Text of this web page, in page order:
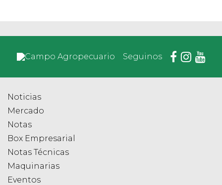
Seguinos
Noticias
Mercado
Notas
Box Empresarial
Notas Técnicas
Maquinarias
Eventos